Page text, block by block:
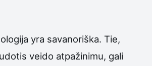
yra savanoriška. Tie,
veido atpažinimu, gali